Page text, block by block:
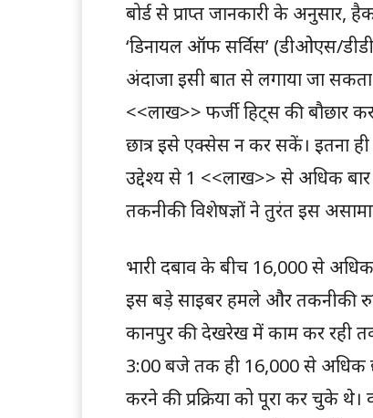
बोर्ड से प्राप्त जानकारी के अनुसार,
‘डिनायल ऑफ सर्विस’ (डीओएस/
अंदाजा इसी बात से लगाया जा
<<लाख>> फर्जी हिट्स की बौछार
छात्र इसे एक्सेस न कर सकें। इतना
उद्देश्य से 1 <<लाख>> से अधिक
तकनीकी विशेषज्ञों ने तुरंत इस
भारी दबाव के बीच 16,000 से
इस बड़े साइबर हमले और तकनीकी
कानपुर की देखरेख में काम कर रही
3:00 बजे तक ही 16,000 से
करने की प्रक्रिया को पूरा कर चुके थे।